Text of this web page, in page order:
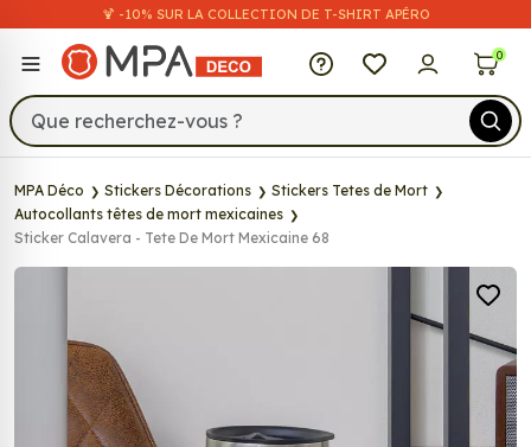
🍹 -10% SUR LA COLLECTION DE T-SHIRT APÉRO
MPA Déco 0
MPA Déco Stickers Décorations
Stickers Tetes de Mort
Autocollants têtes de mort mexicaines
Sticker Calavera - Tete De Mort Mexicaine 68